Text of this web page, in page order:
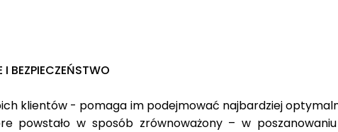
BEZPIECZEŃSTWO
klientów - pomaga im podejmować najbardziej
powstało w sposób zrównoważony – w